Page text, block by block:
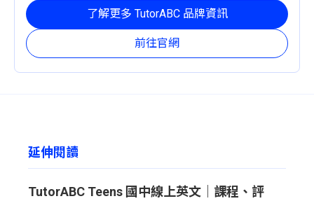
定且有效的成長路徑。
前往官網
了解更多 TutorABC 品牌資訊
延伸閱讀
TutorABC Teens 國中線上英文｜課程、評